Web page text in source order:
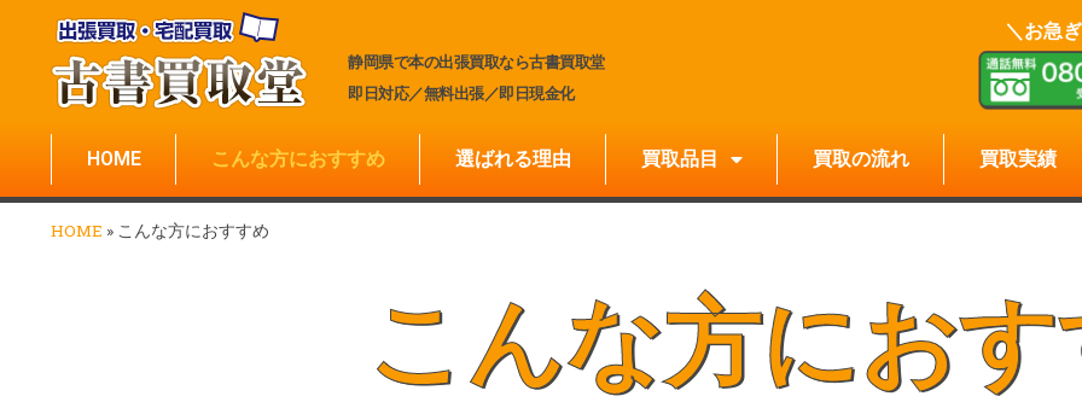
静岡県で本の出張買取なら古書買取堂
即日対応／無料出張／即日現金化
＼お急
HOME こんな方におすすめ 選ばれる理由 買取品目 買取の流れ 買取実績
HOME » こんな方におすすめ
こんな方にお